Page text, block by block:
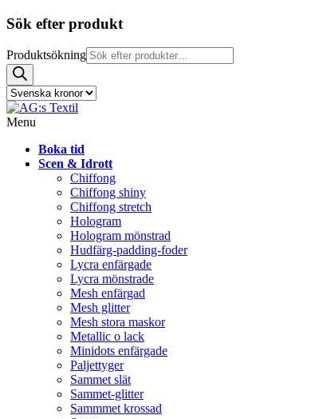
Sök efter produkt
Produktsökning
Menu
Boka tid
Scen & Idrott
Chiffong
Chiffong shiny
Chiffong stretch
Hologram
Hologram mönstrad
Hudfärg-padding-foder
Lycra enfärgade
Lycra mönstrade
Mesh enfärgad
Mesh glitter
Mesh stora maskor
Metallic o lack
Minidots enfärgade
Paljettyger
Sammet slät
Sammet-glitter
Sammmet krossad